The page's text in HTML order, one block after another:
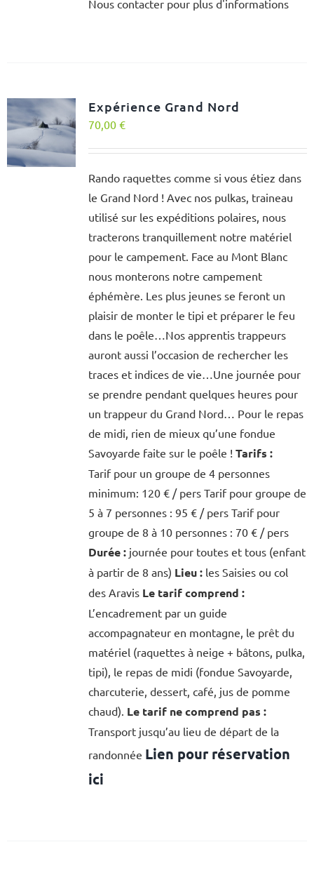
Nous contacter pour plus d'informations
Expérience Grand Nord
70,00 €
Rando raquettes comme si vous étiez dans
le Grand Nord ! Avec nos pulkas, traineau
utilisé sur les expéditions polaires, nous
tracterons tranquillement notre matériel
pour le campement. Face au Mont Blanc
nous monterons notre campement
éphémère. Les plus jeunes se feront un
plaisir de monter le tipi et préparer le feu
dans le poêle…Nos apprentis trappeurs
auront aussi l’occasion de rechercher les
traces et indices de vie…Une journée pour
se prendre pendant quelques heures pour
un trappeur du Grand Nord… Pour le repas
de midi, rien de mieux qu’une fondue
Savoyarde faite sur le poêle ! Tarifs :
Tarif pour un groupe de 4 personnes
minimum: 120 € / pers Tarif pour groupe de
5 à 7 personnes : 95 € / pers Tarif pour
groupe de 8 à 10 personnes : 70 € / pers
Durée :journée pour toutes et tous (enfant
à partir de 8 ans) Lieu :les Saisies ou col
des Aravis Le tarif comprend :
L’encadrement par un guide
accompagnateur en montagne, le prêt du
matériel (raquettes à neige + bâtons, pulka,
tipi), le repas de midi (fondue Savoyarde,
charcuterie, dessert, café, jus de pomme
chaud). Le tarif ne comprend pas :
Transport jusqu’au lieu de départ de la
randonnée Lien pour réservation
ici